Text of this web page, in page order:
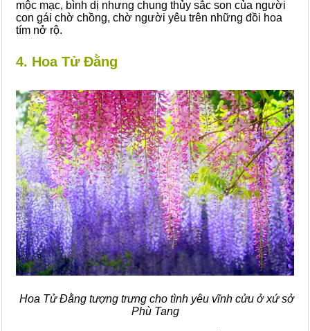
mộc mạc, bình dị nhưng chung thủy sắc son của người
con gái chờ chồng, chờ người yêu trên những đồi hoa
tím nở rộ.
4. Hoa Tử Đằng
Hoa Tử Đằng tượng trưng cho tình yêu vĩnh cửu ở xứ sở
Phù Tang